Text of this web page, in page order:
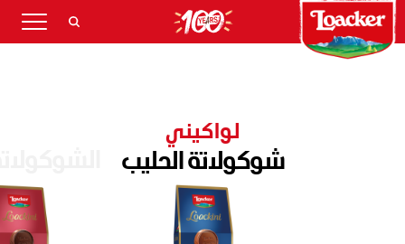
لواكيني
شوكولاتة الحليب